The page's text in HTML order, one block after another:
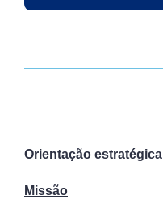
Orientação estratégica
Missão